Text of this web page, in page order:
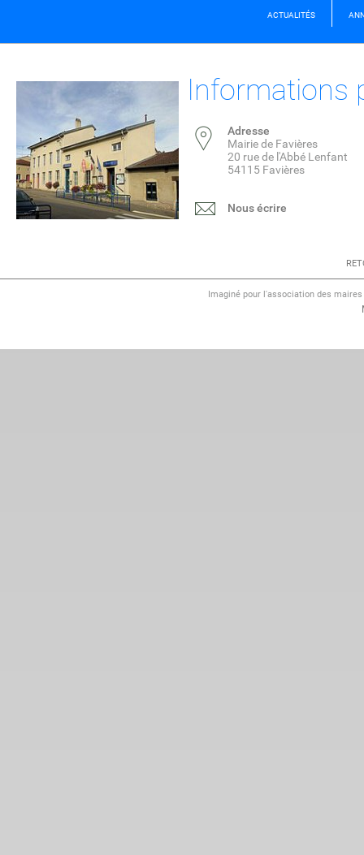
ACTUALITÉS
Informations
Adresse
Mairie de Favières
20 rue de l'Abbé Lenfant
54115 Favières
Nous écrire
Imaginé pour l'association des